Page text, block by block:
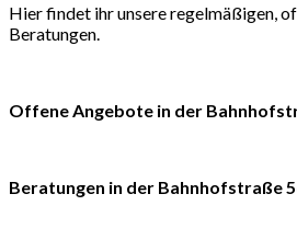
Hier findet ihr unsere regelmäßigen,
Beratungen.
Offene Angebote in der
Beratungen in der Bahnhofstraße